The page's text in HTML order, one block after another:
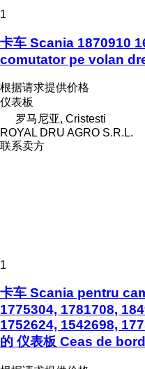
1
卡车 Scania 1870910
comutator pe volan
根据请求提供价格
仪表板
罗马尼亚, Cristesti
ROYAL DRU AGRO S.R.L.
联系卖方
1
卡车 Scania pentru
1775304, 1781708,
1752624, 1542698,
的 仪表板 Ceas de bord